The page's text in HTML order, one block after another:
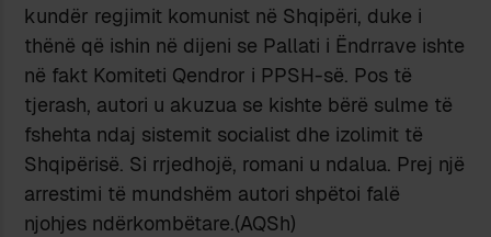
kundër regjimit komunist në Shqipëri, duke i
thënë që ishin në dijeni se Pallati i Ëndrrave ishte
në fakt Komiteti Qendror i PPSH-së. Pos të
tjerash, autori u akuzua se kishte bërë sulme të
fshehta ndaj sistemit socialist dhe izolimit të
Shqipërisë. Si rrjedhojë, romani u ndalua. Prej një
arrestimi të mundshëm autori shpëtoi falë
njohjes ndërkombëtare.(AQSh)